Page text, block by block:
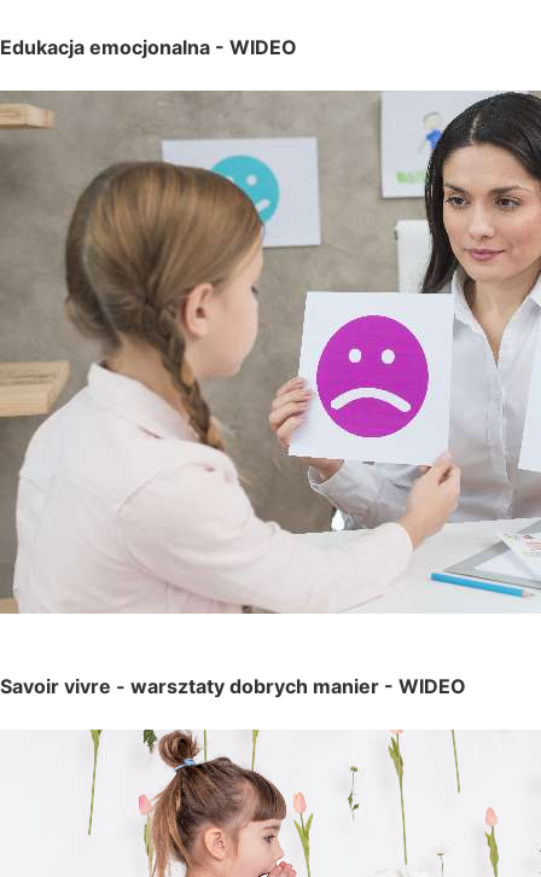
Edukacja emocjonalna - WIDEO
Savoir vivre - warsztaty dobrych manier - WIDEO